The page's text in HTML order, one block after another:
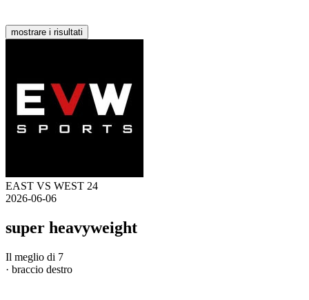
mostrare i risultati
EAST VS WEST 24
2026-06-06
super heavyweight
Il meglio di 7
· braccio destro